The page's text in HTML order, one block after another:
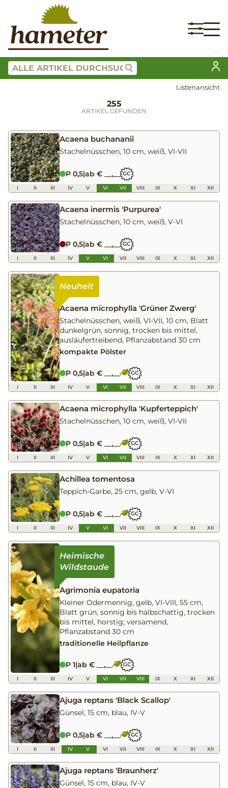
Listenansicht
255
ARTIKEL GEFUNDEN
Acaena buchananii
Stachelnüsschen, 10 cm, weiß, VI-VII
P 0,5|ab € __,__ GC
I II III IV V VI VII VIII IX X XI XII
Acaena inermis 'Purpurea'
Stachelnüsschen, 10 cm, weiß, V-VI
P 0,5|ab € __,__ GC
I II III IV V VI VII VIII IX X XI XII
Acaena microphylla 'Grüner Zwerg'
Stachelnüsschen, weiß, VI-VII, 10 cm, Blatt
dunkelgrün, sonnig, trocken bis mittel,
ausläufertreibend, Pflanzabstand 30 cm
kompakte Pölster
P 0,5|ab € __,__ GC
I II III IV V VI VII VIII IX X XI XII
Acaena microphylla 'Kupferteppich'
Stachelnüsschen, 10 cm, weiß, VI-VII
P 0,5|ab € __,__ GC
I II III IV V VI VII VIII IX X XI XII
Achillea tomentosa
Teppich-Garbe, 25 cm, gelb, V-VI
P 0,5|ab € __,__ GC
I II III IV V VI VII VIII IX X XI XII
Agrimonia eupatoria
Kleiner Odermennig, gelb, VI-VIII, 55 cm,
Blatt grün, sonnig bis halbschattig, trocken
bis mittel, horstig; versamend,
Pflanzabstand 30 cm
traditionelle Heilpflanze
P 1|ab € __,__ GC
I II III IV V VI VII VIII IX X XI XII
Ajuga reptans 'Black Scallop'
Günsel, 15 cm, blau, IV-V
P 0,5|ab € __,__ GC
I II III IV V VI VII VIII IX X XI XII
Ajuga reptans 'Braunherz'
Günsel, 15 cm, blau, IV-V